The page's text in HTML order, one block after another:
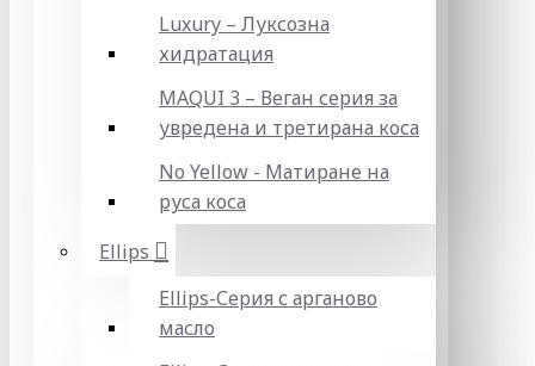
Luxury – Луксозна
хидратация
MAQUI 3 – Веган серия за
увредена и третирана коса
No Yellow - Матиране на
руса коса
Ellips
Ellips-Серия с арганово
масло